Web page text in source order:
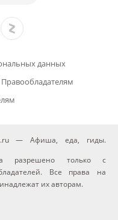
данных
Правообладателям
— Афиша, еда, гиды.
разрешено только с
Все права на
их авторам.